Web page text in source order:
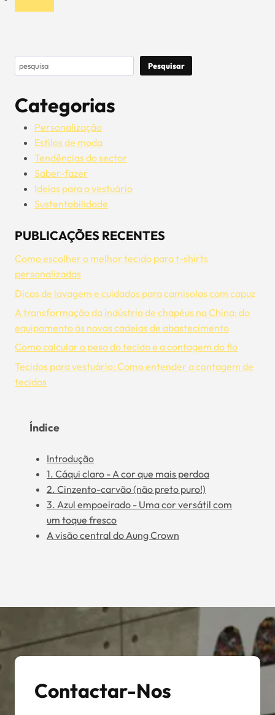
Pesquisar Pesquisar
Categorias
Personalização
Estilos de moda
Tendências do sector
Saber-fazer
Ideias para o vestuário
Sustentabilidade
PUBLICAÇÕES RECENTES
Como escolher o melhor tecido para t-shirts
personalizadas
Dicas de lavagem e cuidados para camisolas com capuz
A transformação da indústria de chapéus na China: do
equipamento às novas cadeias de abastecimento
Como calcular o peso do tecido e a contagem do fio
Tecidos para vestuário: Como entender a contagem de
tecidos
Índice
Introdução
1. Cáqui claro - A cor que mais perdoa
2. Cinzento-carvão (não preto puro!)
3. Azul empoeirado - Uma cor versátil com
um toque fresco
A visão central do Aung Crown
Contactar-Nos